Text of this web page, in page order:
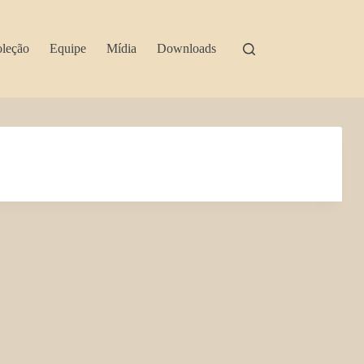
Equipe Mídia Downloads